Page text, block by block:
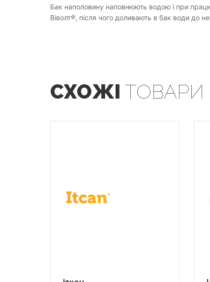
Бак наполовину наповнюють водою і при
Віволт®, після чого доливають в бак води до
СХОЖІ ТОВАРИ